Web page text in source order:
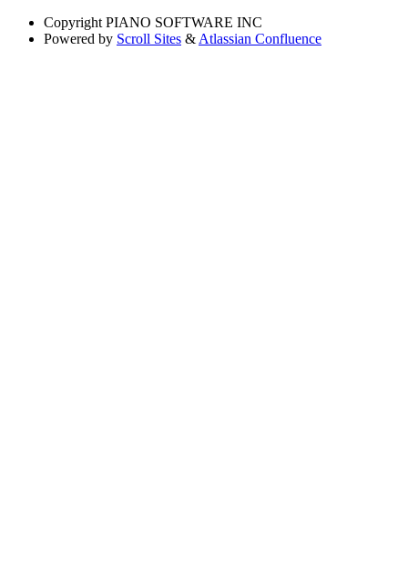
Copyright PIANO SOFTWARE INC
Powered by Scroll Sites & Atlassian Confluence